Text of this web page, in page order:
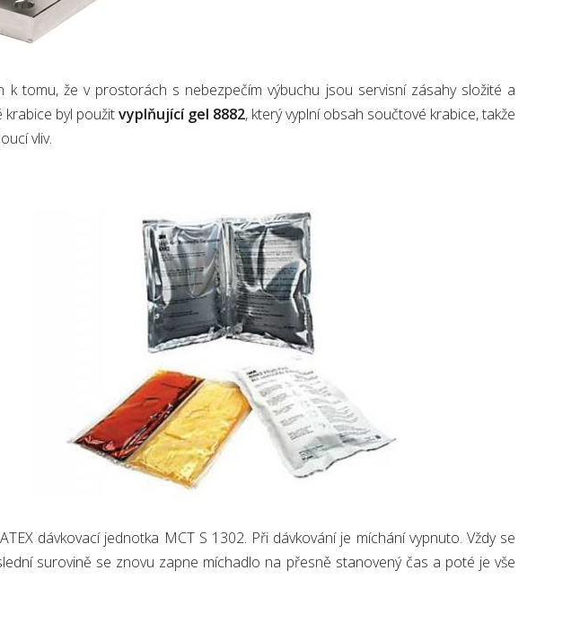
k tomu, že v prostorách s nebezpečím výbuchu jsou servisní zásahy složité a
krabice byl použitvyplňující gel 8882, který vyplní obsah součtové krabice, takže
vliv.
dávkovací jednotka MCT S 1302. Při dávkování je míchání vypnuto. Vždy se
surovině se znovu zapne míchadlo na přesně stanovený čas a poté je vše